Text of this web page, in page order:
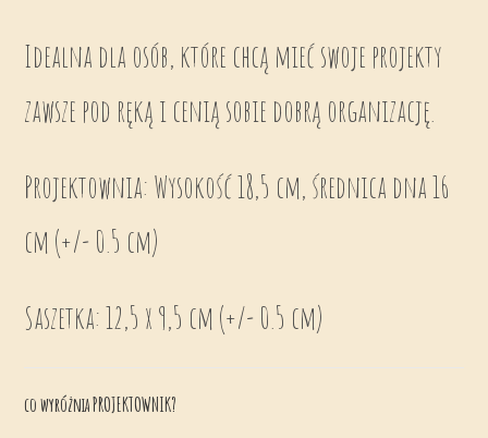
Idealna dla osób, które chcą mieć swoje projekty
zawsze pod ręką i cenią sobie dobrą organizację.
Projektownia: Wysokość 18,5 cm, średnica dna 16
cm (+/- 0.5 cm)
Saszetka: 12,5 x 9,5 cm (+/- 0.5 cm)
co wyróżnia PROJEKTOWNIK?